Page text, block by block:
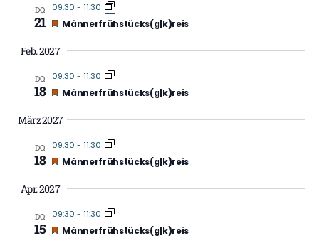
DO.
21
09:30 - 11:30
Empfohlen
Männerfrühstücks(g|k)reis
Feb. 2027
DO.
18
09:30 - 11:30
Empfohlen
Männerfrühstücks(g|k)reis
März 2027
DO.
18
09:30 - 11:30
Empfohlen
Männerfrühstücks(g|k)reis
Apr. 2027
DO.
15
09:30 - 11:30
Empfohlen
Männerfrühstücks(g|k)reis